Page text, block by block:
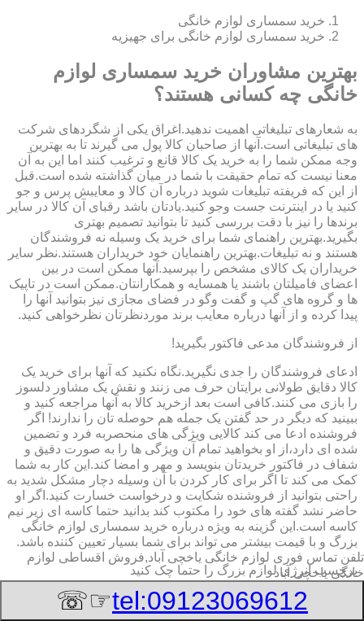
خرید سمساری لوازم خانگی
خرید سمساری لوازم خانگی برای جهیزیه
بهترین مشاوران خرید سمساری لوازم
خانگی چه کسانی هستند؟
به شعارهای تبلیغاتی اهمیت ندهید.اغراق یکی از شگردهای شرکت
های تبلیغاتی است.آنها از صاحبان کالا پول می گیرند تا به بهترین
وجه ممکن شما را به خرید یک کالا قانع و ترغیب کنند اما این به آن
معنا نیست که تمام حقیقت با شما در میان گذاشته شده است.قبل
از این که فریفته تبلیغات شوید درباره آن کالا و معایبش پرس و جو
کنید یا در اینترنت جست وجو کنید.یادتان باشد رقبای آن کالا در سایر
برندها را نیز با دقت بررسی کنید تا بتوانید تصمیم بهتری
بگیرید.بهترین راهنمای شما برای خرید یک وسیله نه فروشندگان
هستند و نه تبلیغات.بهترین راهنمایان خود خریداران هستند.نظر سایر
خریداران یک کالای مشخص را بپرسید.آنها ممکن است در بین
اعضای فامیلتان باشند یا همسایه و همکارانتان.ممکن است در تاپیک
ها و گروه های گپ و گفت وگو در فضای مجازی نیز بتوانید آنها را
پیدا کرده و از آنها درباره معایب برند موردنظرتان نظرخواهی کنید.
از فروشندگان مدعی فاکتور بگیرید!
ادعای فروشندگان را جدی نگیرید.نگاه نکنید که آنها برای خرید یک
کالا دقایق طولانی برایتان حرف می زنند و نقش یک مشاور دلسوز
را بازی می کنند.کافی است بعد ازخرید کالا به آنها مراجعه کنید و
ببینید که دیگر در حد گفتن یک جمله هم حوصله تان را ندارند! اگر
فروشنده ادعا می کند کالایی ویژگی های منحصربه فرد و تضمین
شده ای دارد،از او بخواهید تمام آن ویژگی ها را به صورت دقیق و
شفاف در فاکتور خریدتان بنویسد و مهر و امضا کند.این کار به شما
کمک می کند تا اگر برای کار کردن با آن وسیله دچار مشکل شدید به
راحتی بتوانید از فروشنده شکایت و درخواست خسارت کنید.اگر او
حاضر نشد گفته های خود را مکتوب کند بدانید حتما کاسه ای زیر نیم
کاسه است.این گزینه به ویژه درباره خرید سمساری لوازم خانگی
بزرگ و با قیمت بیشتر می تواند برای شما بسیار تعیین کننده باشد.
برچسب انرژی لوازم بزرگ را حتما چک کنید
به برچسب انرژی توجه کنید.برچسب انرژی ٧ فلش رنگی است که
به ترتیب طیف های رنگی سبز تیره تا قرمز تیره را در بر می
تلفن تماس فوری لوازم خانگی یاخچی آباد,فروش اقساطی لوازم
خانگی یاخچی آباد
tel:09123069612
☞☏